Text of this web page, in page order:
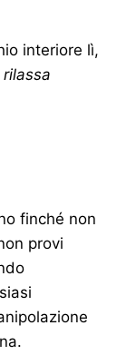
interiore lì,
rilassa
finché non
provi